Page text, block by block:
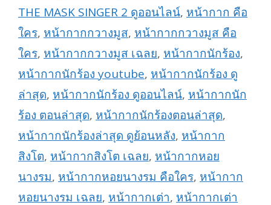
THE MASK SINGER 2 ดูออนไลน์, หน้ากาก คือ
ใคร, หน้ากากกวางมูส, หน้ากากกวางมูส คือ
ใคร, หน้ากากกวางมูส เฉลย, หน้ากากนักร้อง,
หน้ากากนักร้อง youtube, หน้ากากนักร้อง ดู
ล่าสุด, หน้ากากนักร้อง ดูออนไลน์, หน้ากากนัก
ร้อง ตอนล่าสุด, หน้ากากนักร้องตอนล่าสุด,
หน้ากากนักร้องล่าสุด ดูย้อนหลัง, หน้ากาก
สิงโต, หน้ากากสิงโต เฉลย, หน้ากากหอย
นางรม, หน้ากากหอยนางรม คือใคร, หน้ากาก
หอยนางรม เฉลย, หน้ากากเต่า, หน้ากากเต่า